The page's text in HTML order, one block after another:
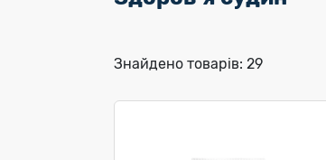
Знайдено товарів: 29